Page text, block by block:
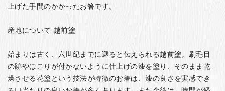
上げた手間のかかったお箸です。
産地について-越前塗
始まりは古く、六世紀までに遡ると伝えられる越前塗。刷毛目
の跡やほこりが付かないように仕上げの漆を塗り、そのまま乾
燥させる花塗という技法が特徴のお箸は、漆の良さを実感でき